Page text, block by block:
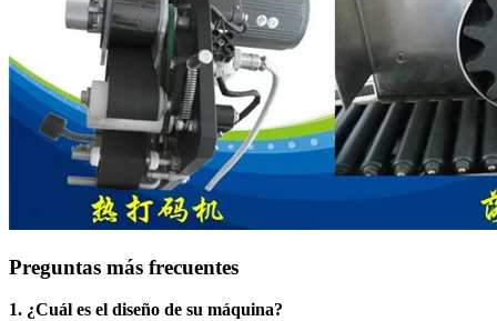
Preguntas más frecuentes
1. ¿Cuál es el diseño de su máquina?